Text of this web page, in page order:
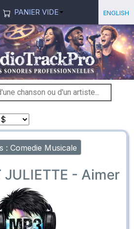
PANIER VIDE English
: Comedie Musicale
JULIETTE - Aimer